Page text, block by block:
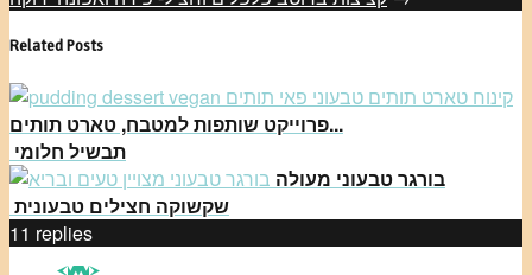
Related Posts
פרוייקט שותפות למטבח, טארט תותים...
תבשיל חלומי
בורגר טבעוני מעולה
שקשוקה חצילים טבעונית
11 replies